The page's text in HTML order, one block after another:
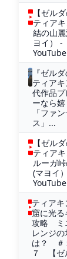
【ゼル
ティア
結の山
ヨイ） -
YouTube
『ゼルダ
ティア
代作品
ーなら
「ファ
ス」...
【ゼル
ティア
ルーガ
(マヨイ
YouTube
ティア
窟に光る
攻略 ミ
レンジ
は？ ＃
７ 【ゼ